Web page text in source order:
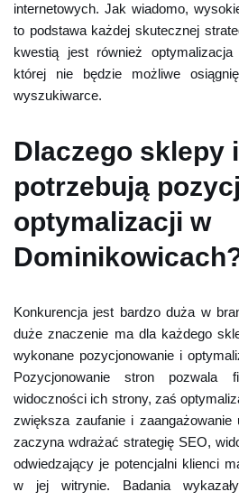
internetowych. Jak wiadomo,
to podstawa każdej skutecznej
kwestią jest również
której nie będzie możliwe
wyszukiwarce.
Dlaczego sklepy
potrzebują
optymalizacji w
Konkurencja jest bardzo duża w
duże znaczenie ma dla każdego
wykonane pozycjonowanie i
Pozycjonowanie stron pozwala
widoczności ich strony, zaś
zwiększa zaufanie i
zaczyna wdrażać strategię SEO,
odwiedzający je potencjalni klienci
w jej witrynie. Badania